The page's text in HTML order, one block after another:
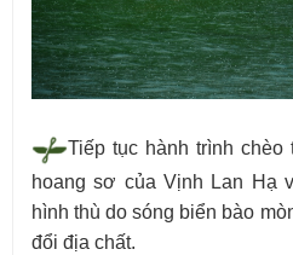
Tiếp tục hành trình chèo
hoang sơ của Vịnh Lan Hạ
hình thù do sóng biển bào
đổi địa chất.